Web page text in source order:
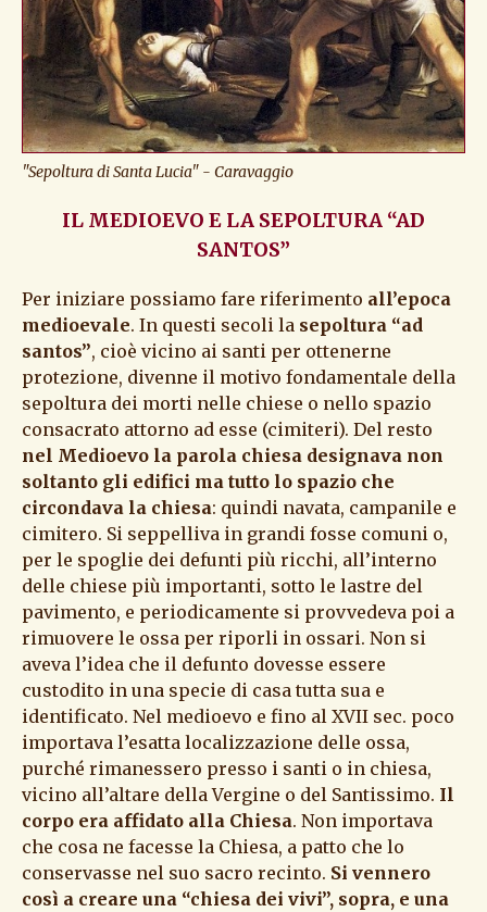
"Sepoltura di Santa Lucia" - Caravaggio
IL MEDIOEVO E LA SEPOLTURA “AD
SANTOS”
Per iniziare possiamo fare riferimento all’epoca
medioevale. In questi secoli la sepoltura “ad
santos”, cioè vicino ai santi per ottenerne
protezione, divenne il motivo fondamentale della
sepoltura dei morti nelle chiese o nello spazio
consacrato attorno ad esse (cimiteri). Del resto
nel Medioevo la parola chiesa designava non
soltanto gli edifici ma tutto lo spazio che
circondava la chiesa: quindi navata, campanile e
cimitero. Si seppelliva in grandi fosse comuni o,
per le spoglie dei defunti più ricchi, all’interno
delle chiese più importanti, sotto le lastre del
pavimento, e periodicamente si provvedeva poi a
rimuovere le ossa per riporli in ossari. Non si
aveva l’idea che il defunto dovesse essere
custodito in una specie di casa tutta sua e
identificato. Nel medioevo e fino al XVII sec. poco
importava l’esatta localizzazione delle ossa,
purché rimanessero presso i santi o in chiesa,
vicino all’altare della Vergine o del Santissimo. Il
corpo era affidato alla Chiesa. Non importava
che cosa ne facesse la Chiesa, a patto che lo
conservasse nel suo sacro recinto. Si vennero
così a creare una “chiesa dei vivi”, sopra, e una